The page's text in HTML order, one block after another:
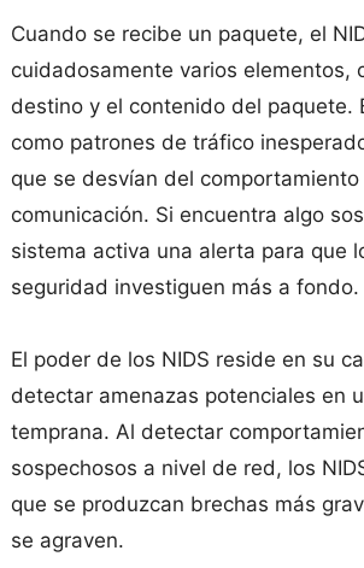
Cuando se recibe un paquete, el
cuidadosamente varios elementos,
destino y el contenido del paquete.
como patrones de tráfico
que se desvían del
comunicación. Si encuentra algo
sistema activa una alerta para que
seguridad investiguen más a fondo.
El poder de los NIDS reside en su
detectar amenazas potenciales en
temprana. Al detectar
sospechosos a nivel de red, los
que se produzcan brechas más
se agraven.